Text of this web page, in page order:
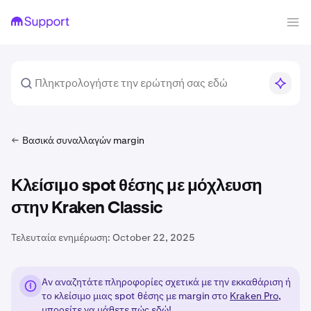
Βασικά συναλλαγών margin
Κλείσιμο spot θέσης με μόχλευση
στην Kraken Classic
Τελευταία ενημέρωση: October 22, 2025
Αν αναζητάτε πληροφορίες σχετικά με την εκκαθάριση ή
το κλείσιμο μιας spot θέσης με margin στο Kraken Pro,